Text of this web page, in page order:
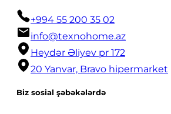
+994 55 200 35 02
info@texnohome.az
Heydər Əliyev pr 172
20 Yanvar, Bravo hipermarket
Biz sosial şəbəkələrdə